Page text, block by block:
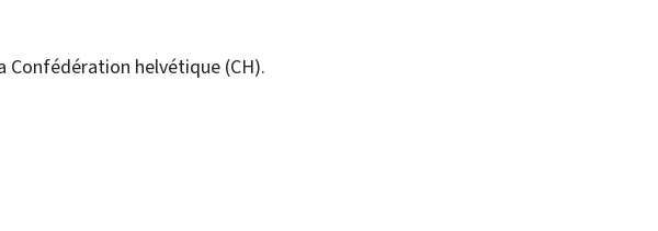
Confédération helvétique (CH).